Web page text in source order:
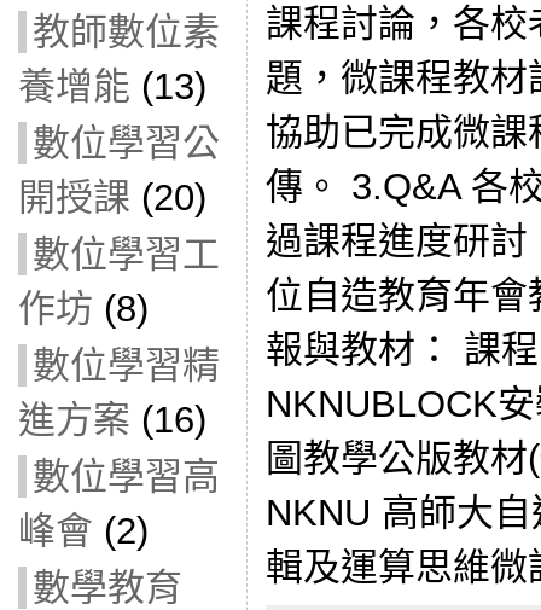
教師數位素
養增能 (13)
數位學習公
開授課 (20)
數位學習工
作坊 (8)
數位學習精
進方案 (16)
數位學習高
峰會 (2)
數學教育
課程討論，各
題，微課程教
協助已完成微
傳。 3.Q&A 各
過課程進度研
位自造教育年
報與教材： 課
NKNUBLOCK
圖教學公版教
NKNU 高師大
輯及運算思維